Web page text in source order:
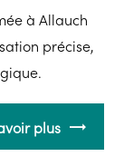
à Allauch
précise,
plus